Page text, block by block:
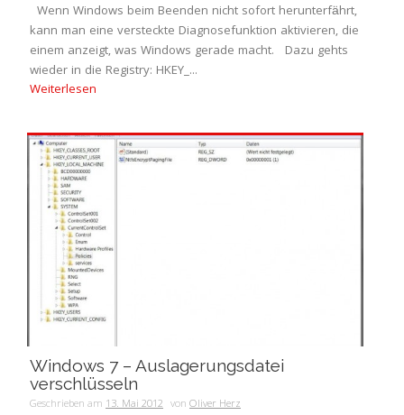
Wenn Windows beim Beenden nicht sofort herunterfährt,
kann man eine versteckte Diagnosefunktion aktivieren, die
einem anzeigt, was Windows gerade macht. Dazu gehts
wieder in die Registry: HKEY_...
Weiterlesen
Windows 7 – Auslagerungsdatei
verschlüsseln
Geschrieben am 13. Mai 2012 von Oliver Herz